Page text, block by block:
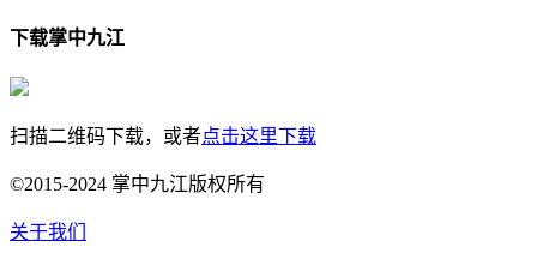
下载掌中九江
扫描二维码下载，或者点击这里下载
©2015-2024 掌中九江版权所有
关于我们